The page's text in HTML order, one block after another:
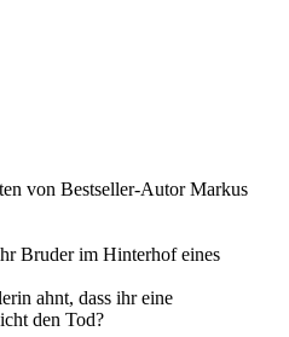
von Bestseller-Autor Markus
Bruder im Hinterhof eines
ahnt, dass ihr eine
den Tod?